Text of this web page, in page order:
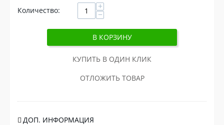
Количество: +
−
В КОРЗИНУ
КУПИТЬ В ОДИН КЛИК
ОТЛОЖИТЬ ТОВАР
ДОП. ИНФОРМАЦИЯ